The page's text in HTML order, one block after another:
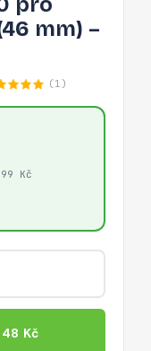
mm) –
(1)
Kč
Kč